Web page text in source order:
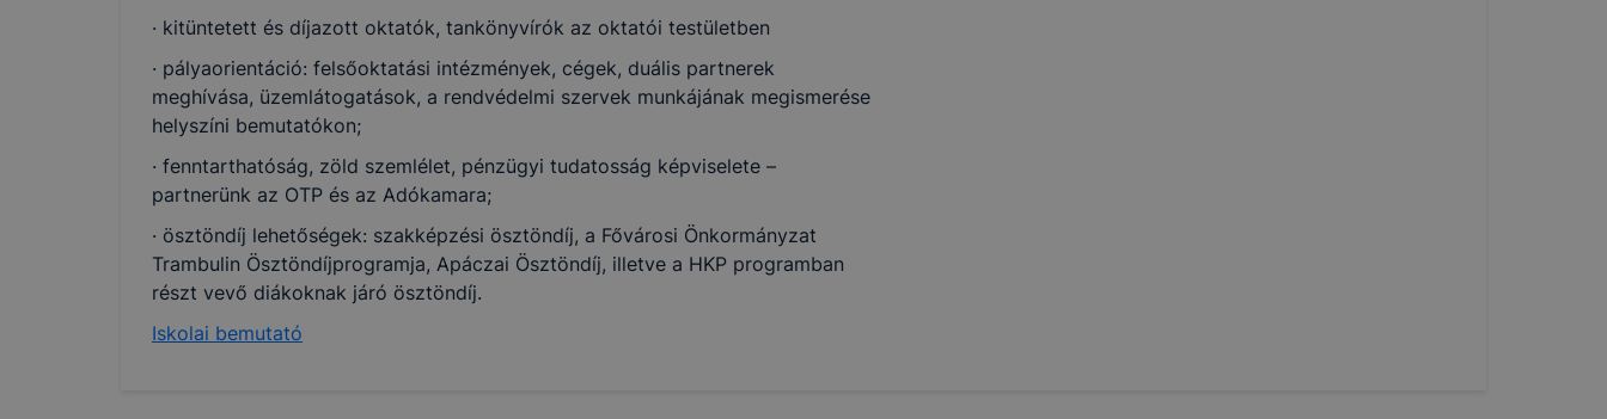
· kitüntetett és díjazott oktatók, tankönyvírók az oktatói testületben
· pályaorientáció: felsőoktatási intézmények, cégek, duális partnerek
meghívása, üzemlátogatások, a rendvédelmi szervek munkájának megismerése
helyszíni bemutatókon;
· fenntarthatóság, zöld szemlélet, pénzügyi tudatosság képviselete –
partnerünk az OTP és az Adókamara;
· ösztöndíj lehetőségek: szakképzési ösztöndíj, a Fővárosi Önkormányzat
Trambulin Ösztöndíjprogramja, Apáczai Ösztöndíj, illetve a HKP programban
részt vevő diákoknak járó ösztöndíj.
Iskolai bemutató